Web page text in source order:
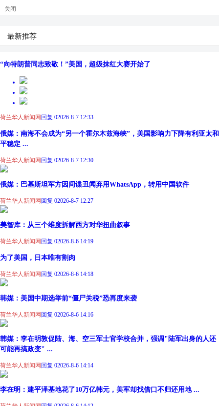
关闭
最新推荐
“向特朗普同志致敬！”美国，超级抹红大赛开始了
荷兰华人新闻网回复 02026-8-7 12:33
俄媒：南海不会成为“另一个霍尔木兹海峡”，美国影响力下降有利亚太和
平稳定 ...
荷兰华人新闻网回复 02026-8-7 12:30
俄媒：巴基斯坦军方因间谍丑闻弃用WhatsApp，转用中国软件
荷兰华人新闻网 回复 02026-8-7 12:27
美智库：从三个维度拆解西方对华扭曲叙事
荷兰华人新闻网 回复 02026-8-6 14:19
为了美国，日本唯有割肉
荷兰华人新闻网 回复 02026-8-6 14:18
韩媒：美国中期选举前“僵尸关税”恐再度来袭
荷兰华人新闻网 回复 02026-8-6 14:16
韩媒：李在明敦促陆、海、空三军士官学校合并，强调"陆军出身的人还
可能再搞政变" ...
荷兰华人新闻网 回复 02026-8-6 14:14
李在明：建平泽基地花了10万亿韩元，美军却找借口不归还用地 ...